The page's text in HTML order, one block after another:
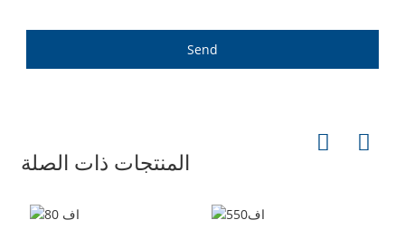
Send
المنتجات ذات الصلة